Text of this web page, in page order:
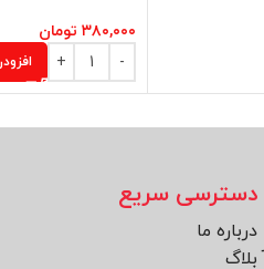
۳۸۰,۰۰۰ تومان
دسترسی سریع
درباره ما
بلاگ